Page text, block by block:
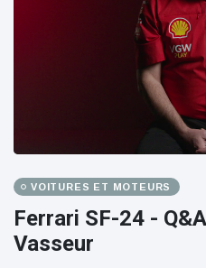
VOITURES ET MOTEURS
Ferrari SF-24 -
Vasseur